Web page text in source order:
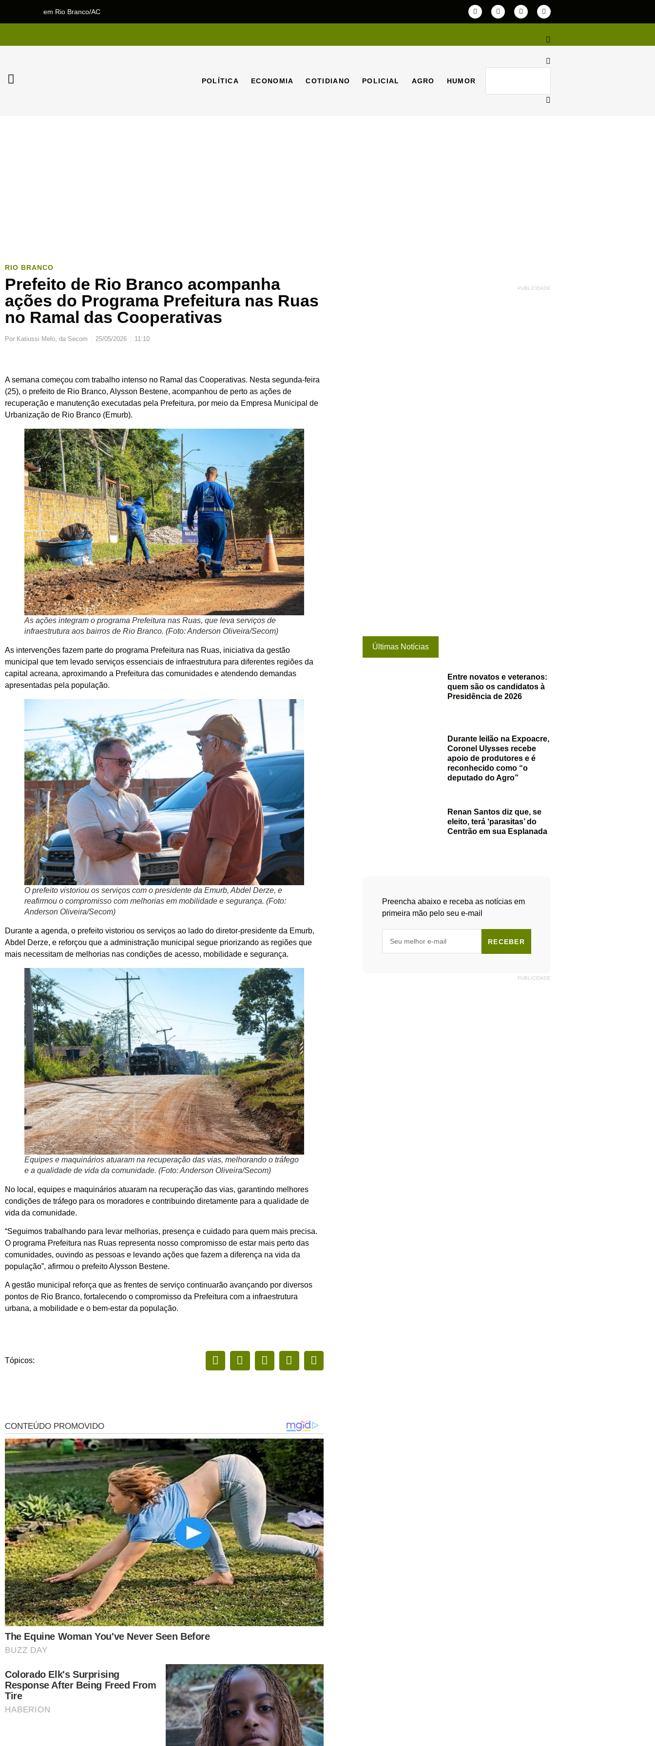
em Rio Branco/AC
POLÍTICA ECONOMIA COTIDIANO POLICIAL AGRO HUMOR
RIO BRANCO
Prefeito de Rio Branco acompanha
ações do Programa Prefeitura nas Ruas
no Ramal das Cooperativas
Por Katiussi Melo, da Secom 25/05/2026 11:10
A semana começou com trabalho intenso no Ramal das Cooperativas. Nesta segunda-feira
(25), o prefeito de Rio Branco, Alysson Bestene, acompanhou de perto as ações de
recuperação e manutenção executadas pela Prefeitura, por meio da Empresa Municipal de
Urbanização de Rio Branco (Emurb).
As ações integram o programa Prefeitura nas Ruas, que leva serviços de
infraestrutura aos bairros de Rio Branco. (Foto: Anderson Oliveira/Secom)
As intervenções fazem parte do programa Prefeitura nas Ruas, iniciativa da gestão
municipal que tem levado serviços essenciais de infraestrutura para diferentes regiões da
capital acreana, aproximando a Prefeitura das comunidades e atendendo demandas
apresentadas pela população.
O prefeito vistoriou os serviços com o presidente da Emurb, Abdel Derze, e
reafirmou o compromisso com melhorias em mobilidade e segurança. (Foto:
Anderson Oliveira/Secom)
Durante a agenda, o prefeito vistoriou os serviços ao lado do diretor-presidente da Emurb,
Abdel Derze, e reforçou que a administração municipal segue priorizando as regiões que
mais necessitam de melhorias nas condições de acesso, mobilidade e segurança.
Equipes e maquinários atuaram na recuperação das vias, melhorando o tráfego
e a qualidade de vida da comunidade. (Foto: Anderson Oliveira/Secom)
No local, equipes e maquinários atuaram na recuperação das vias, garantindo melhores
condições de tráfego para os moradores e contribuindo diretamente para a qualidade de
vida da comunidade.
“Seguimos trabalhando para levar melhorias, presença e cuidado para quem mais precisa.
O programa Prefeitura nas Ruas representa nosso compromisso de estar mais perto das
comunidades, ouvindo as pessoas e levando ações que fazem a diferença na vida da
população”, afirmou o prefeito Alysson Bestene.
A gestão municipal reforça que as frentes de serviço continuarão avançando por diversos
pontos de Rio Branco, fortalecendo o compromisso da Prefeitura com a infraestrutura
urbana, a mobilidade e o bem-estar da população.
Tópicos:
PUBLICIDADE
Últimas Notícias
Entre novatos e veteranos:
quem são os candidatos à
Presidência de 2026
Durante leilão na Expoacre,
Coronel Ulysses recebe
apoio de produtores e é
reconhecido como “o
deputado do Agro”
Renan Santos diz que, se
eleito, terá ‘parasitas’ do
Centrão em sua Esplanada
Preencha abaixo e receba as notícias em
primeira mão pelo seu e-mail
RECEBER
PUBLICIDADE